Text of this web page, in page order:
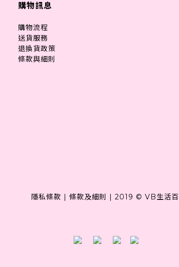
購物訊息
購物流程
送貨服務
退換貨政策
條款與細則
隱私條款 條款及細則 2019 © VB生活百